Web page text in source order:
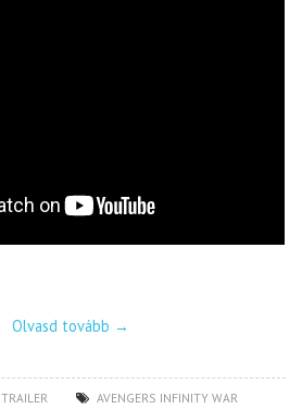
Olvasd tovább →
,TRAILER AVENGERS INFINITY WAR